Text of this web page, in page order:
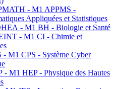
- M1 APPMS -
Appliquées et Statistiques
- M1 BH - Biologie et Santé
- M1 CI - Chimie et
- M1 CPS - Système Cyber
- M1 HEP - Physique des Hautes